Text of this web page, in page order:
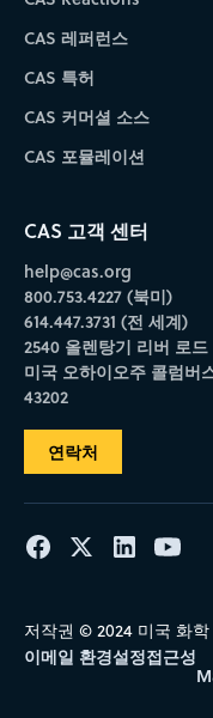
CAS 레퍼런스
CAS 특허
CAS 커머셜 소스
CAS 포뮬레이션
CAS 고객 센터
help@cas.org
800.753.4227 (북미)
614.447.3731 (전 세계)
2540 올렌탕기 리버 로드
미국 오하이오주 콜럼버
43202
연락처
저작권 © 2024 미국 화학
이메일 환경설정접근성